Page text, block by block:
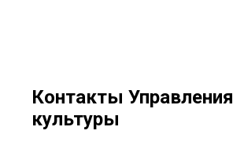
Контакты Управления
культуры